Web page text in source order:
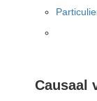
Causaal